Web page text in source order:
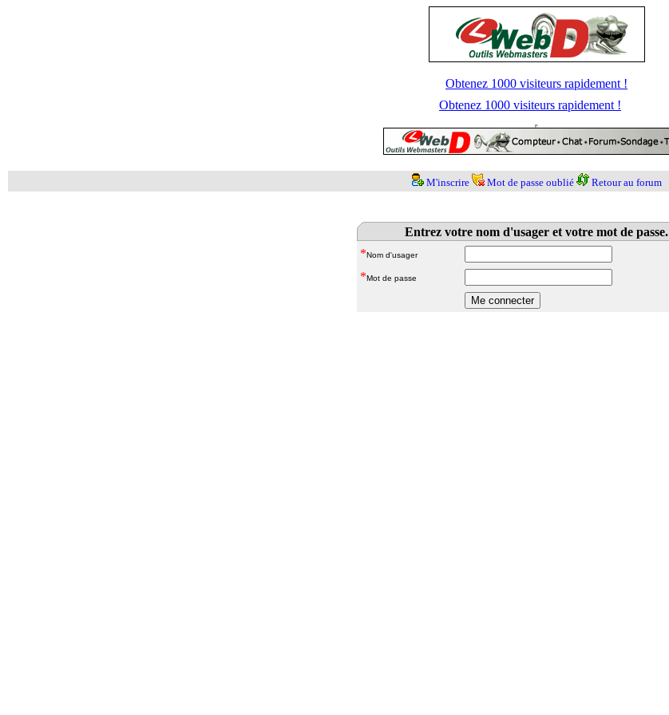
Obtenez 1000 visiteurs rapidement !
Obtenez 1000 visiteurs rapidement !
M'inscrire Mot de passe oublié Retour au forum
Entrez votre nom d'usager et votre mot de passe.
*Nom d'usager
*Mot de passe